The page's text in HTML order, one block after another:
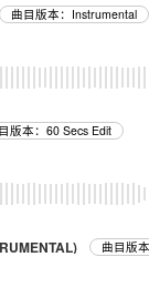
曲目版本：Instrumental
版本：60 Secs Edit
曲目版